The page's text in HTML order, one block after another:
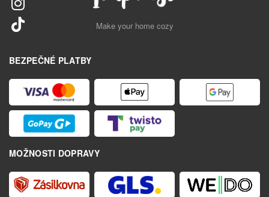
Make your home cozy
BEZPEČNÉ PLATBY
MOŽNOSTI DOPRAVY